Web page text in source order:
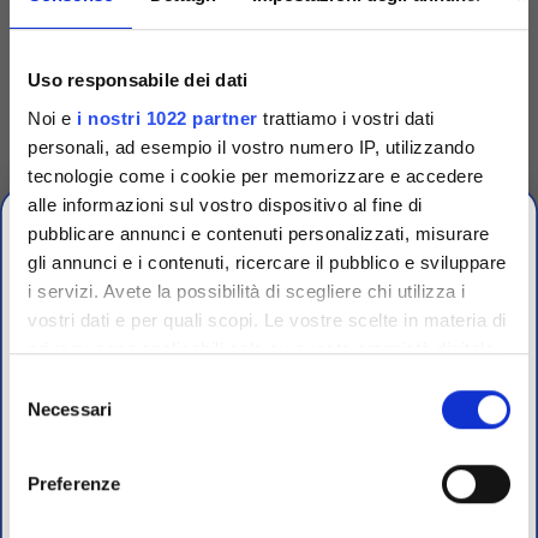
Uso responsabile dei dati
Noi e i nostri 1022 partner trattiamo i vostri dati
personali, ad esempio il vostro numero IP, utilizzando
tecnologie come i cookie per memorizzare e accedere
alle informazioni sul vostro dispositivo al fine di
pubblicare annunci e contenuti personalizzati, misurare
gli annunci e i contenuti, ricercare il pubblico e sviluppare
i servizi. Avete la possibilità di scegliere chi utilizza i
vostri dati e per quali scopi. Le vostre scelte in materia di
privacy sono applicabili solo su questa proprietà digitale
modificare o revocare il proprio consenso in qualsiasi
momento dalla Dichiarazione sui cookie o facendo clic
delNecessari
Preferenze
CodiceTS30-D
inoculo bustine da 20
Anse per inoculazione da 5 μl,
flessibili, sterili irradiate,
colore rosso. In bustine da 20
pz
Accedi Per visualizzare
prezzi e schede tecniche
CodiceTS30-G
Anse per inoculazione da 5 μl,
flessibili, sterili irradiate,
colore rosso. Conf. singola
Accedi Per visualizzare
prezzi e schede tecniche
CHIUSURA